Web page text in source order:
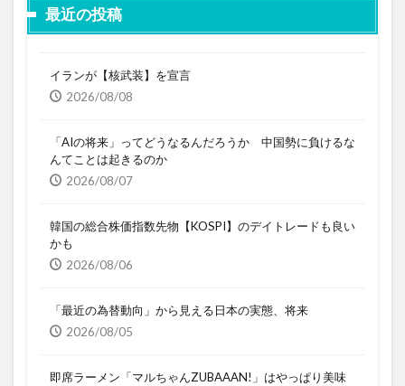
最近の投稿
イランが【核武装】を宣言
2026/08/08
「AIの将来」ってどうなるんだろうか 中国勢に負けるな
んてことは起きるのか
2026/08/07
韓国の総合株価指数先物【KOSPI】のデイトレードも良い
かも
2026/08/06
「最近の為替動向」から見える日本の実態、将来
2026/08/05
即席ラーメン「マルちゃんZUBAAAN!」はやっぱり美味